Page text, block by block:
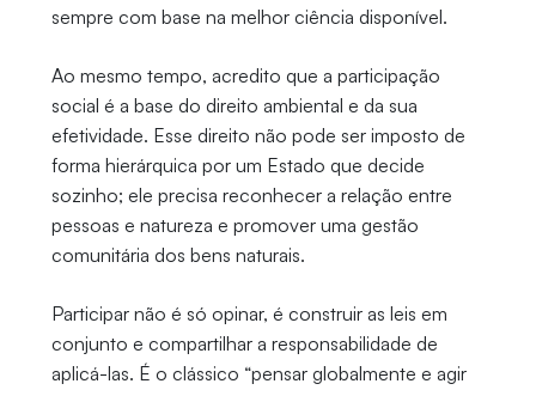
sempre com base na melhor ciência disponível.
Ao mesmo tempo, acredito que a participação
social é a base do direito ambiental e da sua
efetividade. Esse direito não pode ser imposto de
forma hierárquica por um Estado que decide
sozinho; ele precisa reconhecer a relação entre
pessoas e natureza e promover uma gestão
comunitária dos bens naturais.
Participar não é só opinar, é construir as leis em
conjunto e compartilhar a responsabilidade de
aplicá-las. É o clássico “pensar globalmente e agir